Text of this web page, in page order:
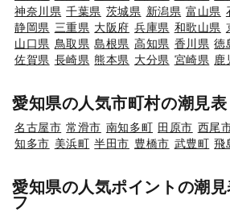
神奈川県 千葉県 茨城県 新潟県 富山県
静岡県 三重県 大阪府 兵庫県 和歌山県
山口県 鳥取県 島根県 高知県 香川県 徳
佐賀県 長崎県 熊本県 大分県 宮崎県 鹿
愛知県の人気市町村の潮見
名古屋市 常滑市 南知多町 田原市 西尾
知多市 美浜町 半田市 豊橋市 武豊町 飛
愛知県の人気ポイントの潮
フ